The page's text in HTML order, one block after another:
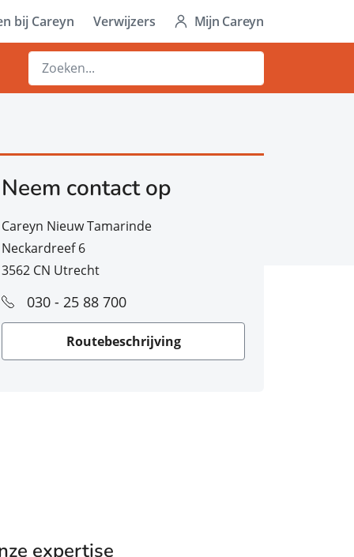
bij Careyn Verwijzers Mijn Careyn
Neem contact op
Careyn Nieuw Tamarinde
Neckardreef 6
3562 CN Utrecht
030 - 25 88 700
Routebeschrijving
expertise